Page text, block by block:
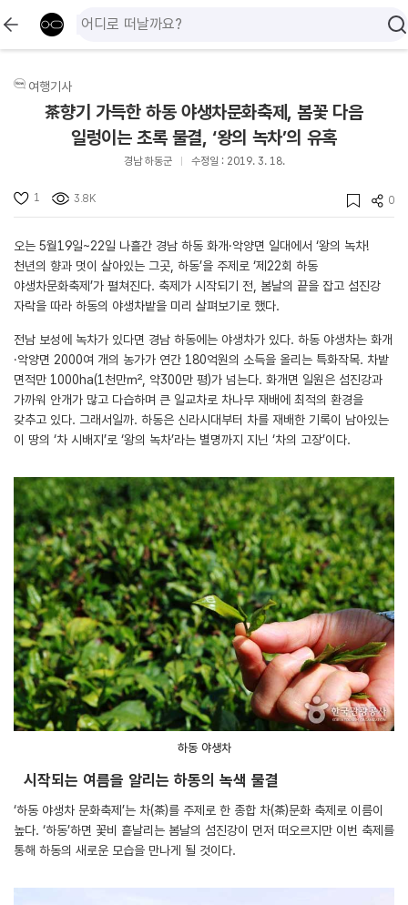
여행기사
茶향기 가득한 하동 야생차문화축제, 봄꽃 다음
일렁이는 초록 물결, ‘왕의 녹차’의 유혹
경남 하동군 수정일 : 2019. 3. 18.
1 3.8K 0
오는 5월19일~22일 나흘간 경남 하동 화개·악양면 일대에서 ‘왕의 녹차!
천년의 향과 멋이 살아있는 그곳, 하동’을 주제로 ‘제22회 하동
야생차문화축제’가 펼쳐진다. 축제가 시작되기 전, 봄날의 끝을 잡고 섬진강
자락을 따라 하동의 야생차밭을 미리 살펴보기로 했다.
전남 보성에 녹차가 있다면 경남 하동에는 야생차가 있다. 하동 야생차는 화개
·악양면 2000여 개의 농가가 연간 180억원의 소득을 올리는 특화작목. 차밭
면적만 1000ha(1천만㎡, 약300만 평)가 넘는다. 화개면 일원은 섬진강과
가까워 안개가 많고 다습하며 큰 일교차로 차나무 재배에 최적의 환경을
갖추고 있다. 그래서일까. 하동은 신라시대부터 차를 재배한 기록이 남아있는
이 땅의 ‘차 시배지’로 ‘왕의 녹차’라는 별명까지 지닌 ‘차의 고장’이다.
하동 야생차
시작되는 여름을 알리는 하동의 녹색 물결
‘하동 야생차 문화축제’는 차(茶)를 주제로 한 종합 차(茶)문화 축제로 이름이
높다. ‘하동’하면 꽃비 흩날리는 봄날의 섬진강이 먼저 떠오르지만 이번 축제를
통해 하동의 새로운 모습을 만나게 될 것이다.